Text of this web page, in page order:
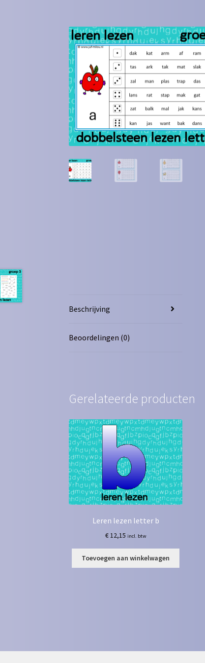
Beschrijving
Beoordelingen (0)
Gerelateerde producten
Leren lezen letter b
€12,15 incl. btw
Toevoegen aan winkelwagen